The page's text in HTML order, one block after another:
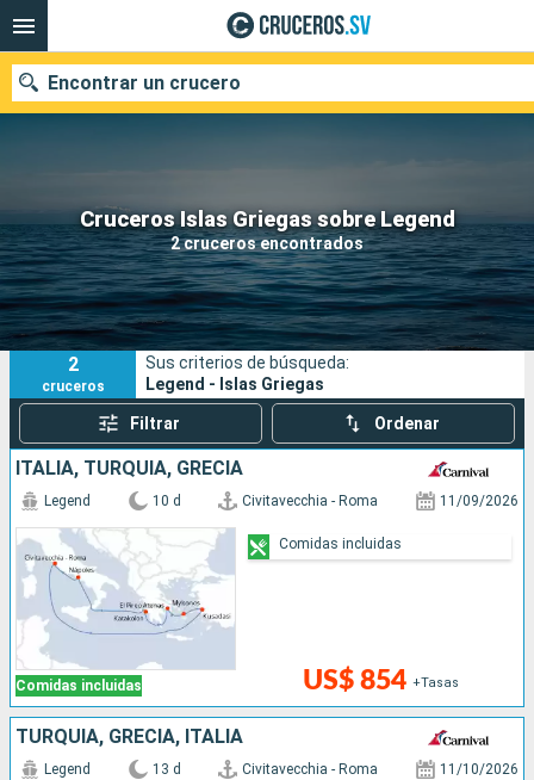
Cruceros Islas Griegas sobre Legend
2 cruceros encontrados
Encontrar un crucero
Nuestros destinos
Fecha de salida
Puertos Compañías
Buscar
2
cruceros
Sus criterios de búsqueda:
Legend - Islas Griegas
Filtrar Ordenar
ITALIA, TURQUÍA, GRECIA
Comidas incluidas
Legend 10 d Civitavecchia - Roma 11/09/2026
US$ 854 +Tasas
Comidas incluidas
TURQUÍA, GRECIA, ITALIA
Legend 13 d Civitavecchia - Roma 11/10/2026